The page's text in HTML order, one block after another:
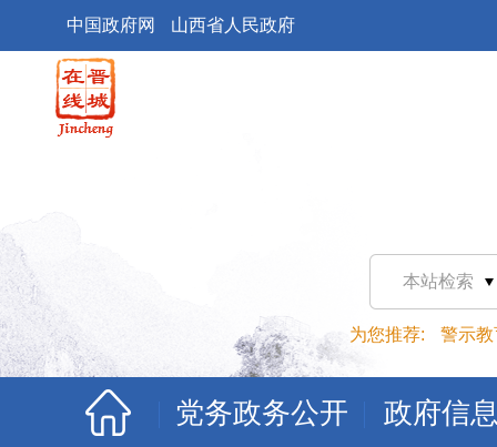
中国政府网 山西省人民政府
本站检索
为您推荐: 警示教
党务政务公开 政府信